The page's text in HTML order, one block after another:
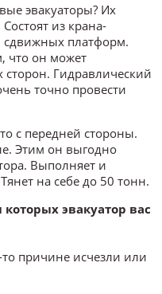
эвакуаторы? Их
из крана-
сдвижных платформ.
что он может
сторон. Гидравлический
точно провести
с передней стороны.
Этим он выгодно
Выполняет и
на себе до 50 тонн.
эвакуатор вас
причине исчезли или